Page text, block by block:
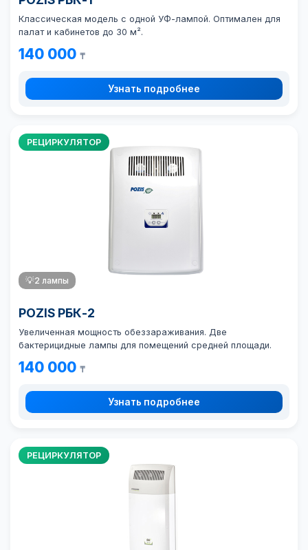
Классическая модель с одной УФ-лампой. Оптимален для
палат и кабинетов до 30 м².
140 000 ₸
Узнать подробнее
РЕЦИРКУЛЯТОР
💡2 лампы
POZIS РБК-2
Увеличенная мощность обеззараживания. Две
бактерицидные лампы для помещений средней площади.
140 000 ₸
Узнать подробнее
РЕЦИРКУЛЯТОР